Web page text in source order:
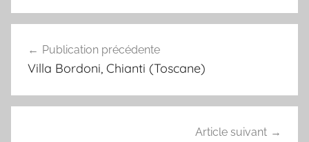
de
Publication précédente
Villa Bordoni, Chianti (Toscane)
Article suivant